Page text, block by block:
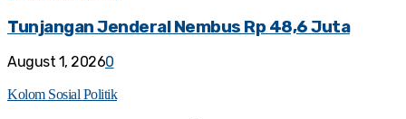
Tunjangan Jenderal Nembus Rp 48,6 Juta
August 1, 20260
Kolom Sosial Politik